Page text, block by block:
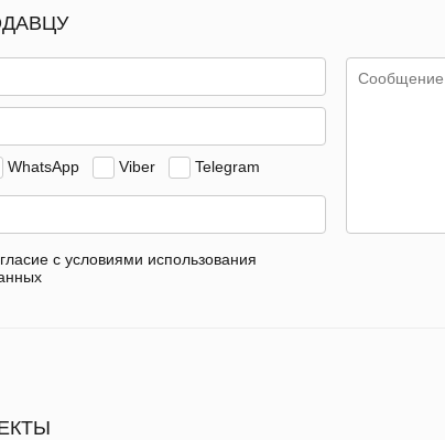
WhatsApp Viber Telegram
с условиями использования